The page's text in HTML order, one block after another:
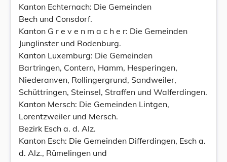
Kanton Echternach: Die Gemeinden
Bech und Consdorf.
Kanton G r e v e n m a c h e r: Die Gemeinden
Junglinster und Rodenburg.
Kanton Luxemburg: Die Gemeinden
Bartringen, Contern, Hamm, Hesperingen,
Niederanven, Rollingergrund, Sandweiler,
Schüttringen, Steinsel, Straffen und Walferdingen.
Kanton Mersch: Die Gemeinden Lintgen,
Lorentzweiler und Mersch.
Bezirk Esch a. d. Alz.
Kanton Esch: Die Gemeinden Differdingen, Esch a.
d. Alz., Rümelingen und